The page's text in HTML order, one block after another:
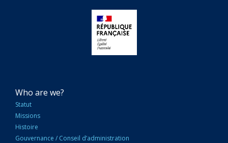
NAVIGATION
PRINCIPALE
Who are we?
Statut
Missions
Histoire
Gouvernance / Conseil d’administration